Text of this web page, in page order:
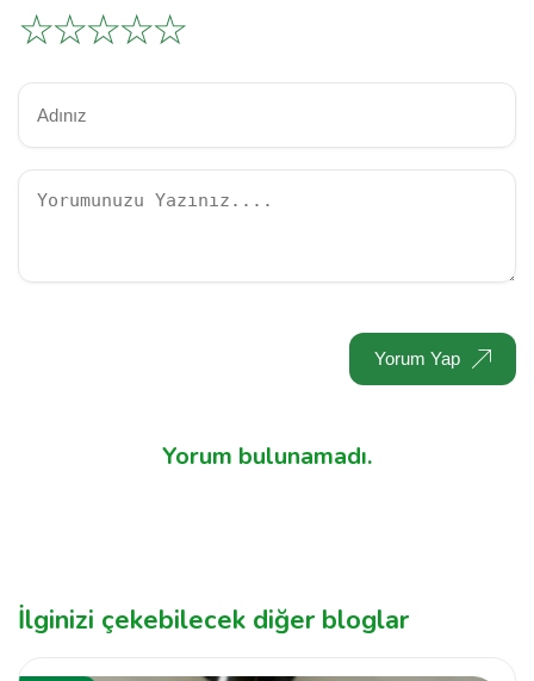
☆
☆
☆
☆
☆
Yorum Yap
Yorum bulunamadı.
İlginizi çekebilecek diğer bloglar